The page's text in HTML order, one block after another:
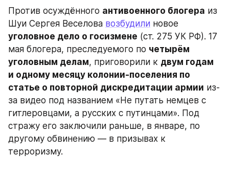
Против осуждённого антивоенного блогера из
Шуи Сергея Веселова возбудили
уголовное дело о госизмене (ст. 275 УК РФ). 17
мая блогера, преследуемого по четырём
уголовным делам, приговорили к двум годам
и одному месяцу колонии-поселения по
статье о повторной дискредитации армии из-
за видео под названием «Не путать немцев с
гитлеровцами, а русских с путинцами». Под
стражу его заключили раньше, в январе, по
другому обвинению — в призывах к
терроризму.